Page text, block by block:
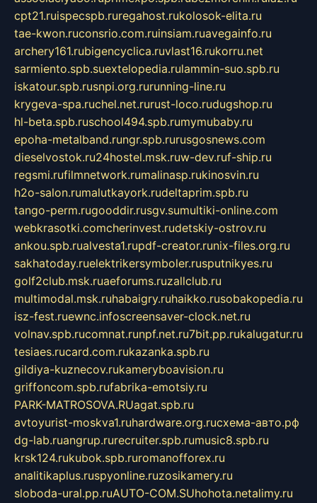
cpt21.ruispecspb.ruregahost.rukolosok-elita.ru
tae-kwon.ruconsrio.com.ruinsiam.ruavegainfo.ru
archery161.rubigencyclica.ruvlast16.rukorru.net
sarmiento.spb.suextelopedia.rulammin-suo.spb.ru
iskatour.spb.rusnpi.org.rurunning-line.ru
krygeva-spa.ruchel.net.rurust-loco.rudugshop.ru
hl-beta.spb.ruschool494.spb.rumymubaby.ru
epoha-metalband.rungr.spb.rurusgosnews.com
dieselvostok.ru24hostel.msk.ruw-dev.ruf-ship.ru
regsmi.rufilmnetwork.rumalinasp.rukinosvin.ru
h2o-salon.rumalutkayork.rudeltaprim.spb.ru
tango-perm.rugooddir.rusgv.sumultiki-online.com
webkrasotki.comcherinvest.rudetskiy-ostrov.ru
ankou.spb.rualvesta1.rupdf-creator.runix-files.org.ru
sakhatoday.ruelektrikersymboler.rusputnikyes.ru
golf2club.msk.ruaeforums.ruzallclub.ru
multimodal.msk.ruhabaigry.ruhaikko.rusobakopedia.ru
isz-fest.ruewnc.infoscreensaver-clock.net.ru
volnav.spb.rucomnat.runpf.net.ru7bit.pp.rukalugatur.ru
tesiaes.rucard.com.rukazanka.spb.ru
gildiya-kuznecov.rukameryboavision.ru
griffoncom.spb.rufabrika-emotsiy.ru
PARK-MATROSOVA.RUagat.spb.ru
avtoyurist-moskva1.ruhardware.org.ruсхема-авто.рф
dg-lab.ruangrup.rurecruiter.spb.rumusic8.spb.ru
krsk124.rukubok.spb.ruromanofforex.ru
analitikaplus.ruspyonline.ruzosikamery.ru
sloboda-ural.pp.ruAUTO-COM.SUhohota.netalimy.ru